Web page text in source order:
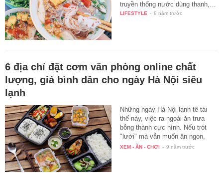
truyền thống nước dùng thanh,…
LIFESTYLE - 8 năm trước
6 địa chỉ đặt cơm văn phòng online chất
lượng, giá bình dân cho ngày Hà Nội siêu
lạnh
Những ngày Hà Nội lạnh tê tái
thế này, việc ra ngoài ăn trưa
bỗng thành cực hình. Nếu trót
"lười" mà vẫn muốn ăn ngon,
bạn…
XEM - ĂN - CHƠI - 9 năm trước